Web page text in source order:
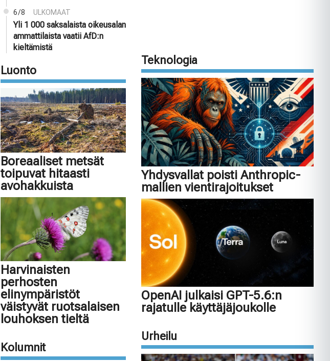
6/8 ULKOMAAT
Yli 1 000 saksalaista oikeusalan
ammattilaista vaatii AfD:n
kieltämistä
Luonto
Boreaaliset metsät
toipuvat hitaasti
avohakkuista
Harvinaisten
perhosten
elinympäristöt
väistyvät ruotsalaisen
louhoksen tieltä
Kolumnit
Teknologia
Yhdysvallat poisti Anthropic-
mallien vientirajoitukset
OpenAI julkaisi GPT-5.6:n
rajatulle käyttäjäjoukolle
Urheilu